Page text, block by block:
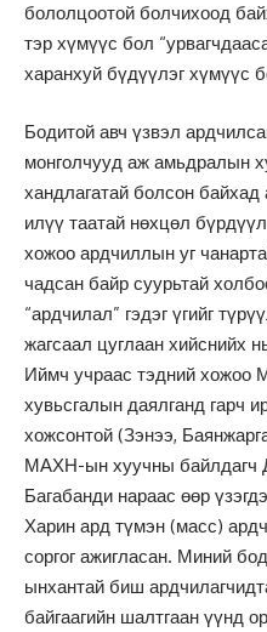
бололцоотой болчихоод
тэр хүмүүс бол
харанхуй бүдүүлэг хүмүүс
Бодитой авч үзвэл
монголчууд аж амьдралын
хандлагатай болсон
илүү таатай нөхцөл
хожоо ардчиллын уг
чадсан байр суурьтай
“ардчилал” гэдэг үгийг
жагсаал цуглаан хийснийх
Иймч учраас тэдний
хувьсгалын даялганд гарч
хожсонтой (Зэнээ,
МАХН-ын хуучны байлдагч
Багабанди нараас өөр
Харин ард түмэн (масс)
соргог ажигласан. Миний
ынхантай биш
байгаагийн шалтгаан үүнд